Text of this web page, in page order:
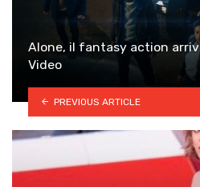
Alone, il fantasy action
Video
PREVIOUS ARTICLE